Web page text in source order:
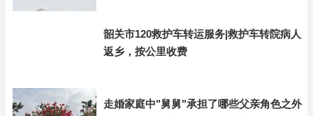
韶关市120救护车转运服务|救护车转院病人
返乡，按公里收费
走婚家庭中"舅舅"承担了哪些父亲角色之外